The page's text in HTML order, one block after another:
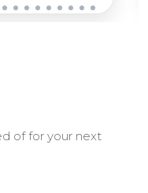
of for your next